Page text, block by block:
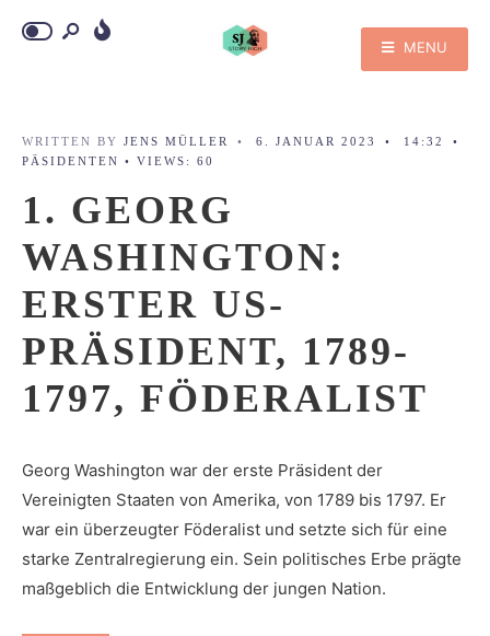
MENU
WRITTEN BY JENS MÜLLER • 6. JANUAR 2023 • 14:32
•
PÄSIDENTEN • VIEWS: 60
1. GEORG
WASHINGTON:
ERSTER US-
PRÄSIDENT, 1789-
1797, FÖDERALIST
Georg Washington war der erste Präsident der
Vereinigten Staaten von Amerika, von 1789 bis 1797. Er
war ein überzeugter Föderalist und setzte sich für eine
starke Zentralregierung ein. Sein politisches Erbe prägte
maßgeblich die Entwicklung der jungen Nation.